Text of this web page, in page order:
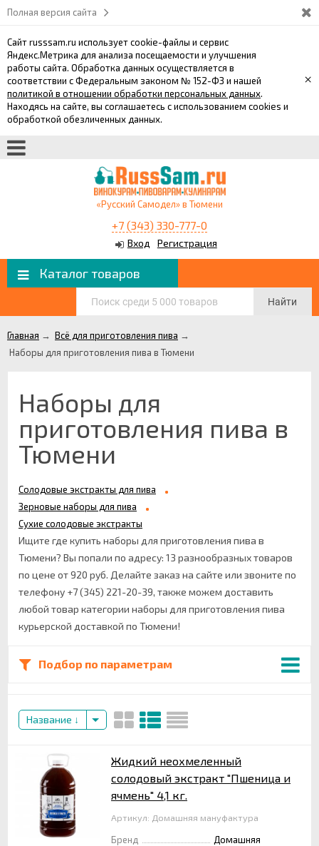
Полная версия сайта
Сайт russsam.ru использует cookie-файлы и сервис
Яндекс.Метрика для анализа посещаемости и улучшения
работы сайта. Обработка данных осуществляется в
соответствии с Федеральным законом № 152-ФЗ и нашей
политикой в отношении обработки персональных данных.
Находясь на сайте, вы соглашаетесь с использованием cookies и
обработкой обезличенных данных.
×
«Русский Самодел» в Тюмени
+7 (343) 330-777-0
Вход Регистрация
Каталог товаров
Найти
Главная → Всё для приготовления пива →
Наборы для приготовления пива в Тюмени
Наборы для
приготовления пива в
Тюмени
Солодовые экстракты для пива
Зерновые наборы для пива
Сухие солодовые экстракты
Ищите где купить наборы для приготовления пива в
Тюмени? Вы попали по адресу: 13 разнообразных товаров
по цене от 920 руб. Делайте заказ на сайте или звоните по
телефону +7 (345) 221-20-39, также можем доставить
любой товар категории наборы для приготовления пива
курьерской доставкой по Тюмени!
Подбор по параметрам
Название
Жидкий неохмеленный
солодовый экстракт "Пшеница и
ячмень" 4,1 кг.
Артикул: Домашняя мануфактура
Бренд
Домашняя